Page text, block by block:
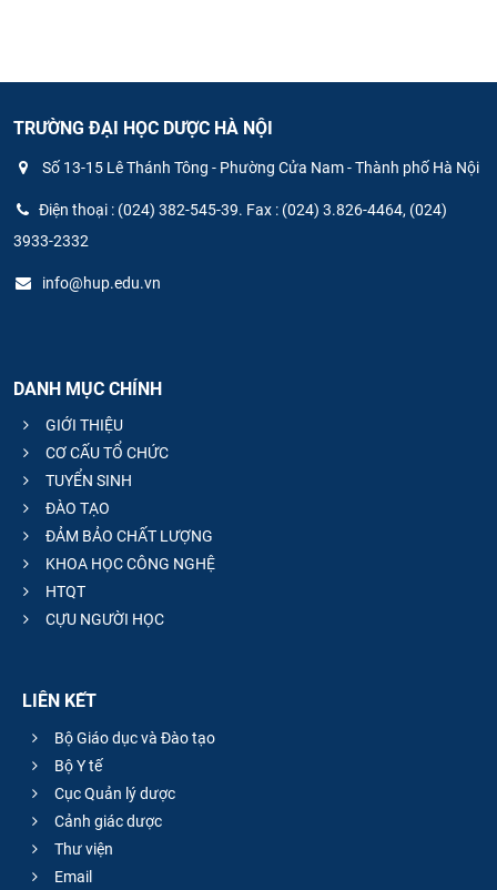
TRƯỜNG ĐẠI HỌC DƯỢC HÀ NỘI
Số 13-15 Lê Thánh Tông - Phường Cửa Nam - Thành phố Hà Nội
Điện thoại : (024) 382-545-39. Fax : (024) 3.826-4464, (024)
3933-2332
info@hup.edu.vn
DANH MỤC CHÍNH
GIỚI THIỆU
CƠ CẤU TỔ CHỨC
TUYỂN SINH
ĐÀO TẠO
ĐẢM BẢO CHẤT LƯỢNG
KHOA HỌC CÔNG NGHỆ
HTQT
CỰU NGƯỜI HỌC
LIÊN KẾT
Bộ Giáo dục và Đào tạo
Bộ Y tế
Cục Quản lý dược
Cảnh giác dược
Thư viện
Email